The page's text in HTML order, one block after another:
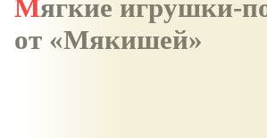
Мягкие игрушки-подвески
от
Мякишей